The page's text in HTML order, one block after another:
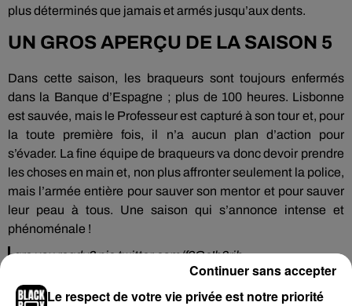
plus déterminés que jamais et armés jusqu’aux dents.
UN GROS APERÇU DE LA SAISON 5
Dans cette saison, les braqueurs sont toujours enfermés
dans la Banque d’Espagne ; plus de 100 heures. Lisbonne
est sauvée, mais le Professeur est capturé à son tour et, pour
la toute première fois, il n’a aucun plan d’action pour
s’évader. La fine équipe de braqueurs va donc devoir prendre
les choses en main et, non plus affronter seulement la police,
mais l’armée entière pour sauver son mentor et pour sauver
leur peau à tous. Une saison qui s’annonce intense et
phénoménale !
are you ready?pic.twitter.com/f3GcIb8rjb
— Netflix (@netflix)
Le respect de votre vie privée est notre priorité
Continuer sans accepter